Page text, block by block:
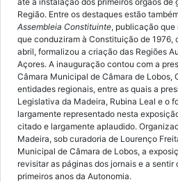
Região. Entre os destaques estão
Assembleia Constituinte, publicação
que conduziram à Constituição de 1976,
abril, formalizou a criação das Regiões
Açores. A inauguração contou com a
Câmara Municipal de Câmara de Lobos,
entidades regionais, entre as quais a
Legislativa da Madeira, Rubina Leal e o
largamente representado nesta
citado e largamente aplaudido.
Madeira, sob curadoria de Lourenço
Municipal de Câmara de Lobos, a
revisitar as páginas dos jornais e a sentir
primeiros anos da Autonomia.